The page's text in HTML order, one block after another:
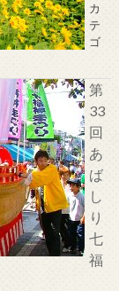
カ
テ
ゴ
第
33
回
あ
ば
し
り
七
福